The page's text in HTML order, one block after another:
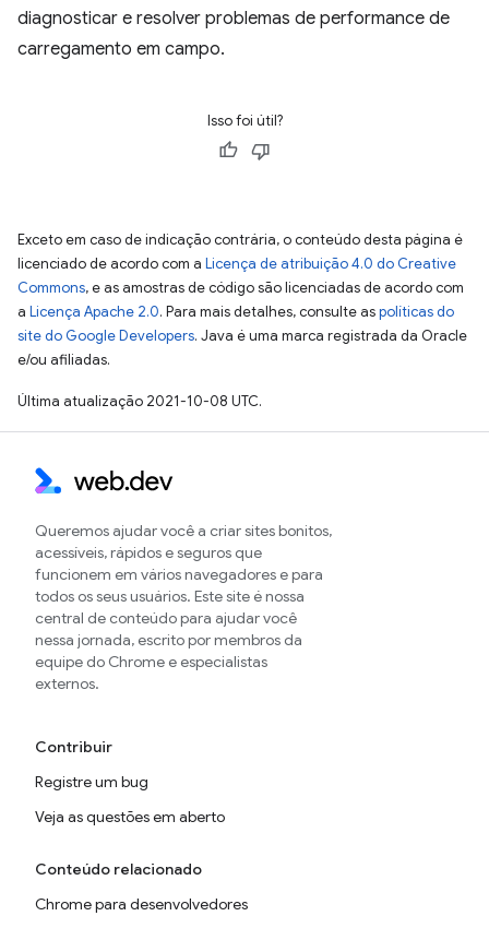
diagnosticar e resolver problemas de performance de
carregamento em campo.
Isso foi útil?
Exceto em caso de indicação contrária, o conteúdo desta página é
licenciado de acordo com a Licença de atribuição 4.0 do Creative
Commons, e as amostras de código são licenciadas de acordo com
a Licença Apache 2.0. Para mais detalhes, consulte aspolíticas do
site do Google Developers. Java é uma marca registrada da Oracle
e/ou afiliadas.
Última atualização 2021-10-08 UTC.
Queremos ajudar você a criar sites bonitos,
acessíveis, rápidos e seguros que
funcionem em vários navegadores e para
todos os seus usuários. Este site é nossa
central de conteúdo para ajudar você
nessa jornada, escrito por membros da
equipe do Chrome e especialistas
externos.
Contribuir
Registre um bug
Veja as questões em aberto
Conteúdo relacionado
Chrome para desenvolvedores